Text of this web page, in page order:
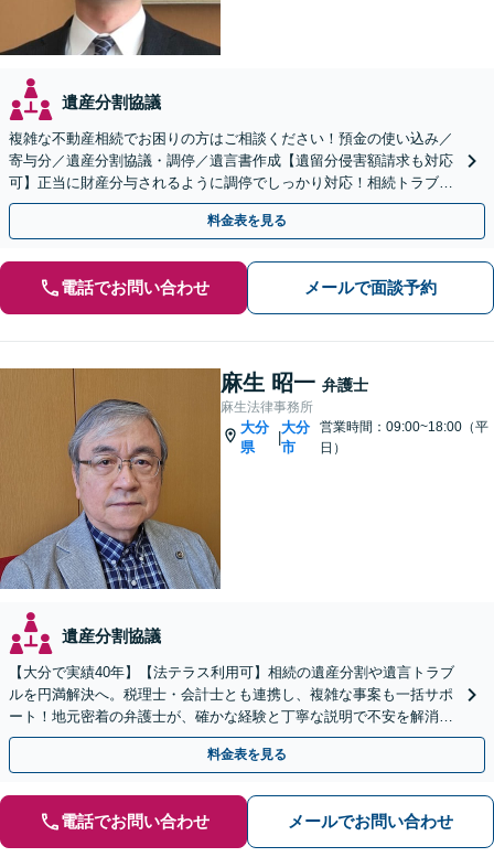
遺産分割協議
複雑な不動産相続でお困りの方はご相談ください！預金の使い込み／
寄与分／遺産分割協議・調停／遺言書作成【遺留分侵害額請求も対応
可】正当に財産分与されるように調停でしっかり対応！相続トラブル
の精神的負担も軽減します。
料金表を見る
電話でお問い合わせ メールで面談予約
麻生 昭一 弁護士
麻生法律事務所
大分
県
|
大分
市
営業時間：09:00~18:00（平
日）
遺産分割協議
【大分で実績40年】【法テラス利用可】相続の遺産分割や遺言トラブ
ルを円満解決へ。税理士・会計士とも連携し、複雑な事案も一括サポ
ート！地元密着の弁護士が、確かな経験と丁寧な説明で不安を解消し
ます。まずはお気軽にご相談ください。【休日面談可】
料金表を見る
電話でお問い合わせ メールでお問い合わせ